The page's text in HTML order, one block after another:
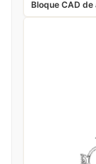
Bloque CAD